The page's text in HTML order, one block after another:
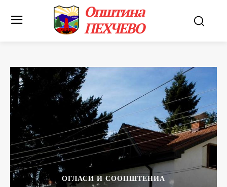
Општина
ПЕХЧЕВО
ОГЛАСИ И СООПШТЕНИА